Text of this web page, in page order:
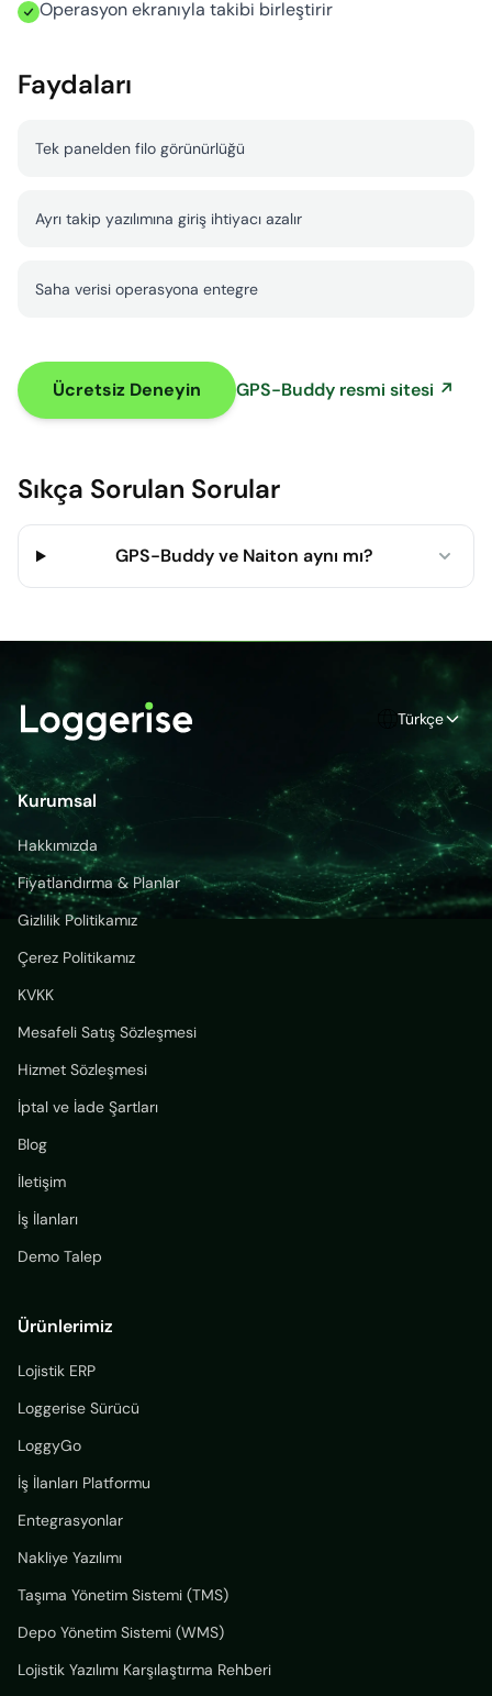
Operasyon ekranıyla takibi birleştirir
Faydaları
Tek panelden filo görünürlüğü
Ayrı takip yazılımına giriş ihtiyacı azalır
Saha verisi operasyona entegre
Ücretsiz Deneyin GPS-Buddy resmi sitesi ↗
Sıkça Sorulan Sorular
GPS-Buddy ve Naiton aynı mı?
Türkçe
Kurumsal
Hakkımızda
Fiyatlandırma & Planlar
Gizlilik Politikamız
Çerez Politikamız
KVKK
Mesafeli Satış Sözleşmesi
Hizmet Sözleşmesi
İptal ve İade Şartları
Blog
İletişim
İş İlanları
Demo Talep
Ürünlerimiz
Lojistik ERP
Loggerise Sürücü
LoggyGo
İş İlanları Platformu
Entegrasyonlar
Nakliye Yazılımı
Taşıma Yönetim Sistemi (TMS)
Depo Yönetim Sistemi (WMS)
Lojistik Yazılımı Karşılaştırma Rehberi